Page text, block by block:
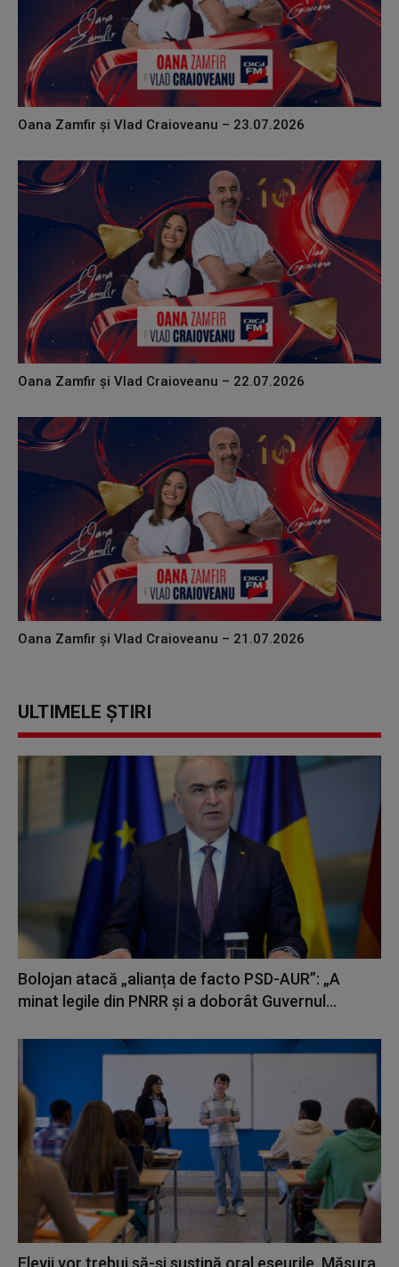
Oana Zamfir și Vlad Craioveanu – 23.07.2026
Oana Zamfir și Vlad Craioveanu – 22.07.2026
Oana Zamfir și Vlad Craioveanu – 21.07.2026
ULTIMELE ȘTIRI
Bolojan atacă „alianța de facto PSD-AUR”: „A
minat legile din PNRR și a doborât Guvernul...
Elevii vor trebui să-și susțină oral eseurile. Măsura